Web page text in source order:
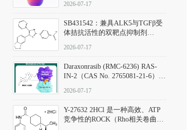
范
2026-07-17
SB431542：兼具ALK5与TGFβ受
体拮抗活性的双靶点抑制剂
D801067）
2026-07-17
Daraxonrasib (RMC-6236) RAS-
IN-2（CAS No. 2765081-21-6）：
向KRAS/NRAS/HRAS的广谱RAS
2026-07-17
Y-27632 2HCl 是一种高效、ATP
竞争性的ROCK（Rho相关卷曲螺